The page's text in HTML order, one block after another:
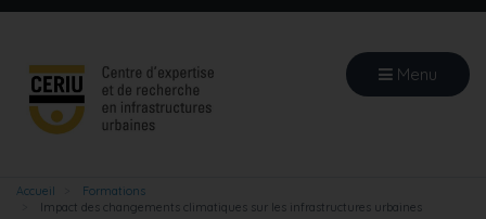
Aller
principal
Menu
Accueil
Formations
Impact des changements climatiques sur les infrastructures urbaines